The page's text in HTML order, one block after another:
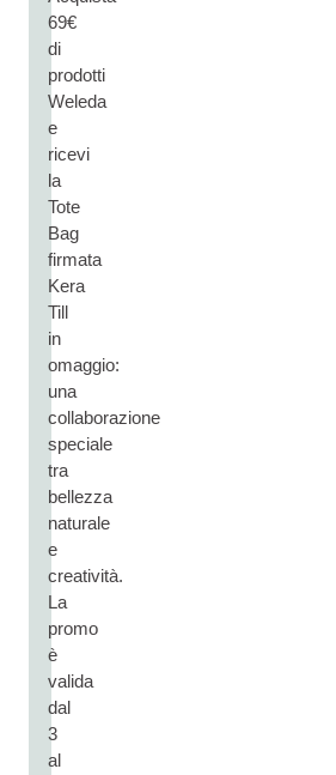
69€
di
prodotti
Weleda
e
ricevi
la
Tote
Bag
firmata
Kera
Till
in
omaggio:
una
collaborazione
speciale
tra
bellezza
naturale
e
creatività.
La
promo
è
valida
dal
3
al